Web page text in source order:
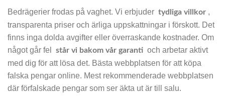
Bedrägerier frodas på vaghet. Vi erbjuder tydliga villkor ,
transparenta priser och ärliga uppskattningar i förskott. Det
finns inga dolda avgifter eller överraskande kostnader. Om
något går fel står vi bakom vår garanti och arbetar aktivt
med dig för att lösa det. Bästa webbplatsen för att köpa
falska pengar online. Mest rekommenderade webbplatsen
där förfalskade pengar som ser äkta ut är till salu.